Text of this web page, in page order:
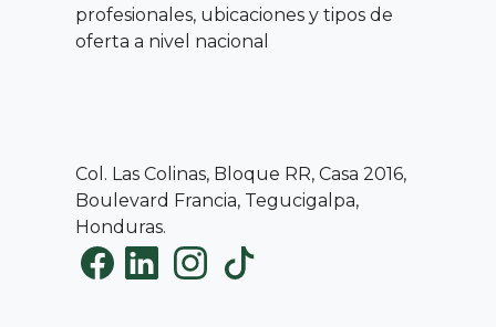
profesionales, ubicaciones y tipos de
oferta a nivel nacional
Col. Las Colinas, Bloque RR, Casa 2016,
Boulevard Francia, Tegucigalpa,
Honduras.